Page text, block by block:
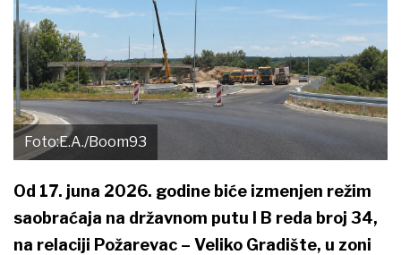
Foto:E.A./Boom93
Od 17. juna 2026. godine biće izmenjen režim
saobraćaja na državnom putu I B reda broj 34,
na relaciji Požarevac – Veliko Gradište, u zoni